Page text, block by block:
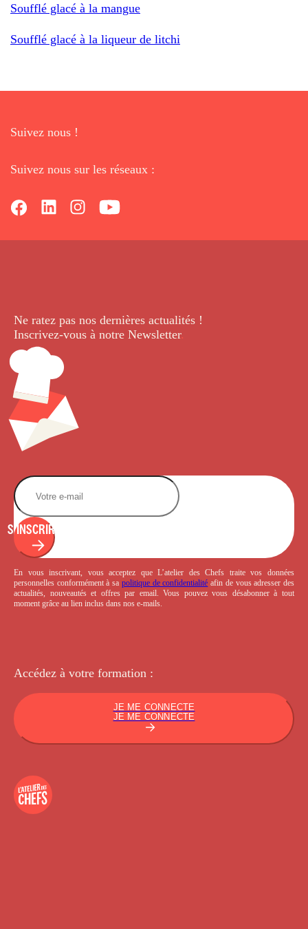
Soufflé glacé à la mangue
Soufflé glacé à la liqueur de litchi
Suivez nous !
Suivez nous sur les réseaux :
Ne ratez pas nos dernières actualités !
Inscrivez-vous à notre Newsletter.
S'INSCRIRE
En vous inscrivant, vous acceptez que L’atelier des Chefs traite vos données
personnelles conformément à sa politique de confidentialité afin de vous adresser des
actualités, nouveautés et offres par email. Vous pouvez vous désabonner à tout
moment grâce au lien inclus dans nos e-mails.
Accédez à votre formation :
JE ME CONNECTE
JE ME CONNECTE